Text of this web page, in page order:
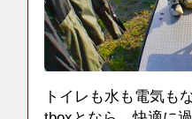
トイレも水も電気も